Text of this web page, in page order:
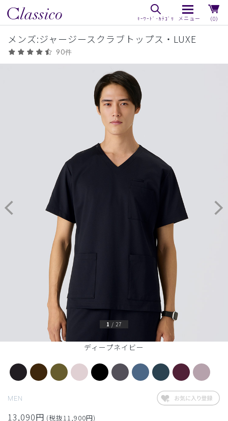
（0）
メンズ:ジャージースクラブトップス・LUXE
90件
ディープネイビー
1 / 27
MEN
13,090円 (税抜11,900円)